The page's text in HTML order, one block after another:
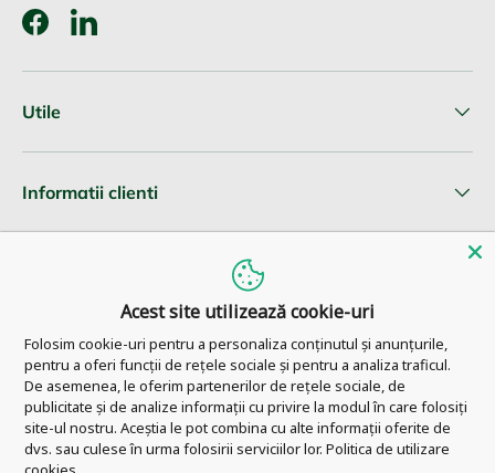
FacebookLinkedIn
Utile
Informatii clienti
© 2026 Pharm Ahead.
Acest site utilizează cookie-uri
Folosim cookie-uri pentru a personaliza conținutul și anunțurile,
pentru a oferi funcții de rețele sociale și pentru a analiza traficul.
De asemenea, le oferim partenerilor de rețele sociale, de
publicitate și de analize informații cu privire la modul în care folosiți
site-ul nostru. Aceștia le pot combina cu alte informații oferite de
dvs. sau culese în urma folosirii serviciilor lor. Politica de utilizare